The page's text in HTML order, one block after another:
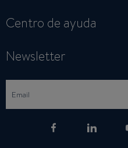
Centro de ayuda
Newsletter